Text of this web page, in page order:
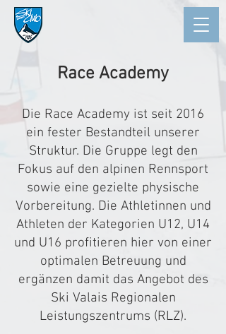
Race Academy
Die Race Academy ist seit 2016
ein fester Bestandteil unserer
Struktur. Die Gruppe legt den
Fokus auf den alpinen Rennsport
sowie eine gezielte physische
Vorbereitung. Die Athletinnen und
Athleten der Kategorien U12, U14
und U16 profitieren hier von einer
optimalen Betreuung und
ergänzen damit das Angebot des
Ski Valais Regionalen
Leistungszentrums (RLZ).